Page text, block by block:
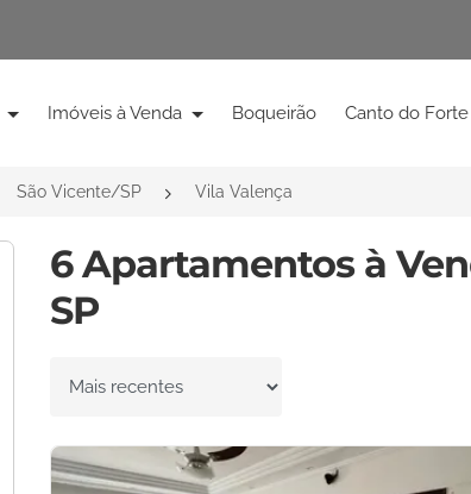
Imóveis à Venda Boqueirão Canto do Forte
São Vicente/SP Vila Valença
6 Apartamentos à
SP
Ordenar por